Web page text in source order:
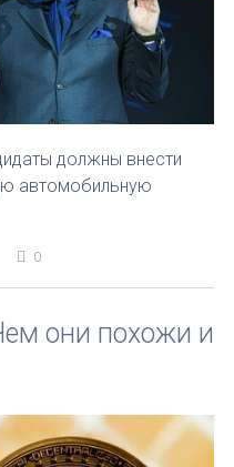
должны внести
автомобильную
0
они похожи и